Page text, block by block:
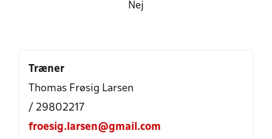
Nej
Træner
Thomas Frøsig Larsen
/ 29802217
froesig.larsen@gmail.com